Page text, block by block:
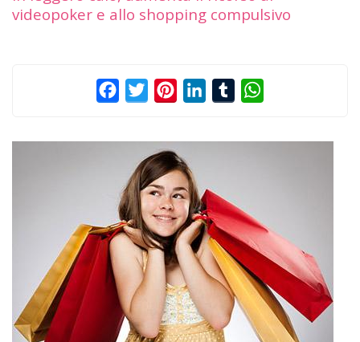
videopoker e allo shopping compulsivo
FacebookTwitterPinterestLinkedInTumblr